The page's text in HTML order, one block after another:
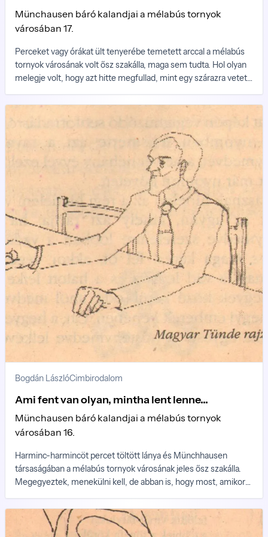
Münchausen báró kalandjai a mélabús tornyok
városában 17.
Perceket vagy órákat ült tenyerébe temetett arccal a mélabús
tornyok városának volt ősz szakálla, maga sem tudta. Hol olyan
melegje volt, hogy azt hitte megfullad, mint egy szárazra vetett
kirázta a hideg, mintha hiányos öltözékben sétált volna
jéghegyek között.
Bogdán LászlóCimbirodalom
Ami fent van olyan, mintha lent lenne...
Münchausen báró kalandjai a mélabús tornyok
városában 16.
Harminc-harmincöt percet töltött lánya és Münchhausen
társaságában a mélabús tornyok városának jeles ősz szakálla.
Megegyeztek, menekülni kell, de abban is, hogy most, amikor
lenne kimerészkedni a házból.